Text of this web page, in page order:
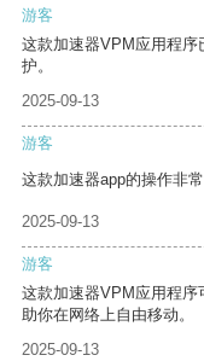
游客
这款加速器VPM应用程
护。
2025-09-13
游客
这款加速器app的操作非
2025-09-13
游客
这款加速器VPM应用程
助你在网络上自由移动。
2025-09-13